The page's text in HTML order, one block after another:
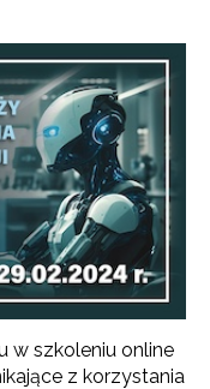
w szkoleniu online
z korzystania